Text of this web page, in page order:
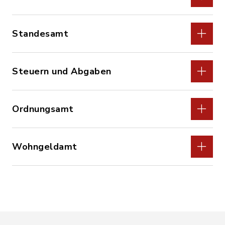
Standesamt
Steuern und Abgaben
Ordnungsamt
Wohngeldamt